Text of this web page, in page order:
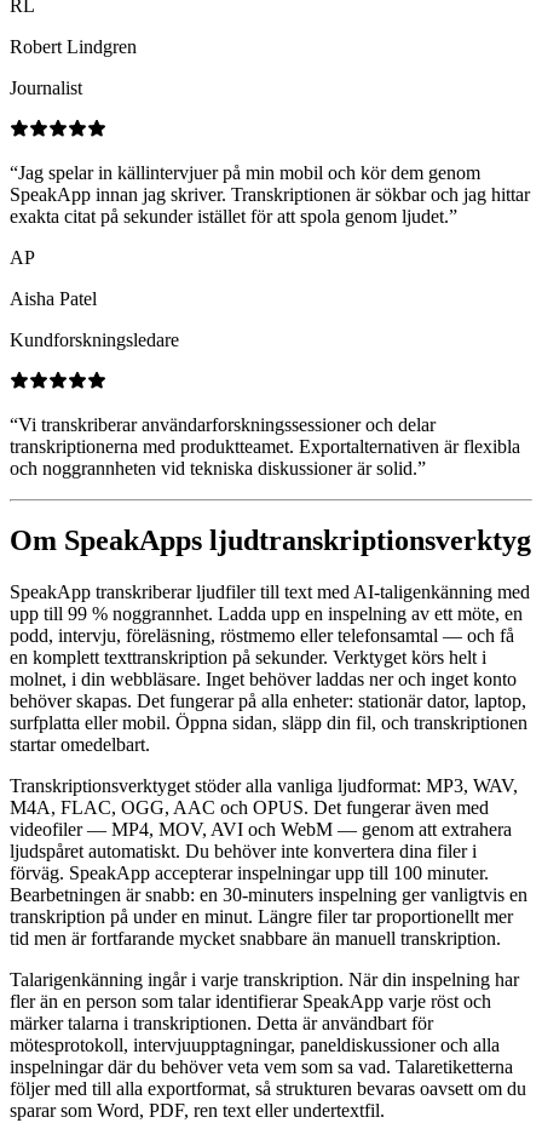
RL
Robert Lindgren
Journalist
“Jag spelar in källintervjuer på min mobil och kör dem genom
SpeakApp innan jag skriver. Transkriptionen är sökbar och jag hittar
exakta citat på sekunder istället för att spola genom ljudet.”
AP
Aisha Patel
Kundforskningsledare
“Vi transkriberar användarforskningssessioner och delar
transkriptionerna med produktteamet. Exportalternativen är flexibla
och noggrannheten vid tekniska diskussioner är solid.”
Om SpeakApps ljudtranskriptionsverktyg
SpeakApp transkriberar ljudfiler till text med AI-taligenkänning med
upp till 99 % noggrannhet. Ladda upp en inspelning av ett möte, en
podd, intervju, föreläsning, röstmemo eller telefonsamtal — och få
en komplett texttranskription på sekunder. Verktyget körs helt i
molnet, i din webbläsare. Inget behöver laddas ner och inget konto
behöver skapas. Det fungerar på alla enheter: stationär dator, laptop,
surfplatta eller mobil. Öppna sidan, släpp din fil, och transkriptionen
startar omedelbart.
Transkriptionsverktyget stöder alla vanliga ljudformat: MP3, WAV,
M4A, FLAC, OGG, AAC och OPUS. Det fungerar även med
videofiler — MP4, MOV, AVI och WebM — genom att extrahera
ljudspåret automatiskt. Du behöver inte konvertera dina filer i
förväg. SpeakApp accepterar inspelningar upp till 100 minuter.
Bearbetningen är snabb: en 30-minuters inspelning ger vanligtvis en
transkription på under en minut. Längre filer tar proportionellt mer
tid men är fortfarande mycket snabbare än manuell transkription.
Talarigenkänning ingår i varje transkription. När din inspelning har
fler än en person som talar identifierar SpeakApp varje röst och
märker talarna i transkriptionen. Detta är användbart för
mötesprotokoll, intervjuupptagningar, paneldiskussioner och alla
inspelningar där du behöver veta vem som sa vad. Talaretiketterna
följer med till alla exportformat, så strukturen bevaras oavsett om du
sparar som Word, PDF, ren text eller undertextfil.